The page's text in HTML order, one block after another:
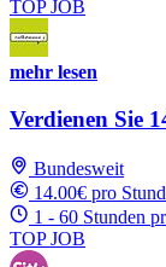
TOP JOB
mehr lesen
Verdienen Sie
Bundesweit
14.00€ pro
1 - 60 Stunden
TOP JOB